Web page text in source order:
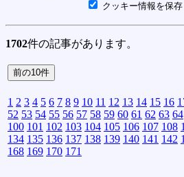
クッキー情報を保存
1702件の記事があります。
1 2 3 4 5 6 7 8 9 10 11 12 13 14 15 16
52 53 54 55 56 57 58 59 60 61 62 63 64
100 101 102 103 104 105 106 107 108
134 135 136 137 138 139 140 141 142
168 169 170 171